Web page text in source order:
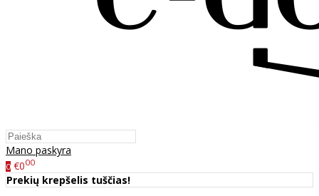
Mano paskyra
0 €000
Prekių krepšelis tuščias!